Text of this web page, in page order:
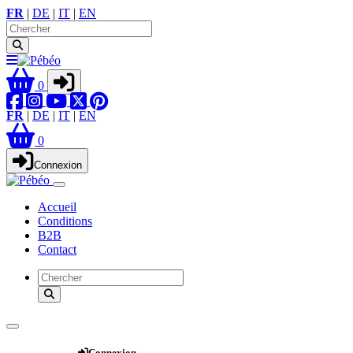
FR | DE | IT | EN
0
FR | DE | IT | EN
0
Connexion
Accueil
Conditions
B2B
Contact